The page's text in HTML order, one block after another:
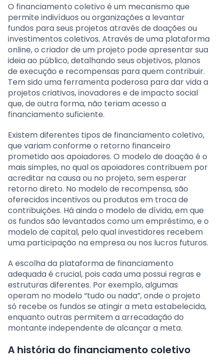
O financiamento coletivo é um mecanismo que
permite indivíduos ou organizações a levantar
fundos para seus projetos através de doações ou
investimentos coletivos. Através de uma plataforma
online, o criador de um projeto pode apresentar sua
ideia ao público, detalhando seus objetivos, planos
de execução e recompensas para quem contribuir.
Tem sido uma ferramenta poderosa para dar vida a
projetos criativos, inovadores e de impacto social
que, de outra forma, não teriam acesso a
financiamento suficiente.
Existem diferentes tipos de financiamento coletivo,
que variam conforme o retorno financeiro
prometido aos apoiadores. O modelo de doação é o
mais simples, no qual os apoiadores contribuem por
acreditar na causa ou no projeto, sem esperar
retorno direto. No modelo de recompensa, são
oferecidos incentivos ou produtos em troca de
contribuições. Há ainda o modelo de dívida, em que
os fundos são levantados como um empréstimo, e o
modelo de capital, pelo qual investidores recebem
uma participação na empresa ou nos lucros futuros.
A escolha da plataforma de financiamento
adequada é crucial, pois cada uma possui regras e
estruturas diferentes. Por exemplo, algumas
operam no modelo “tudo ou nada”, onde o projeto
só recebe os fundos se atingir a meta estabelecida,
enquanto outras permitem a arrecadação do
montante independente de alcançar a meta.
A história do financiamento coletivo